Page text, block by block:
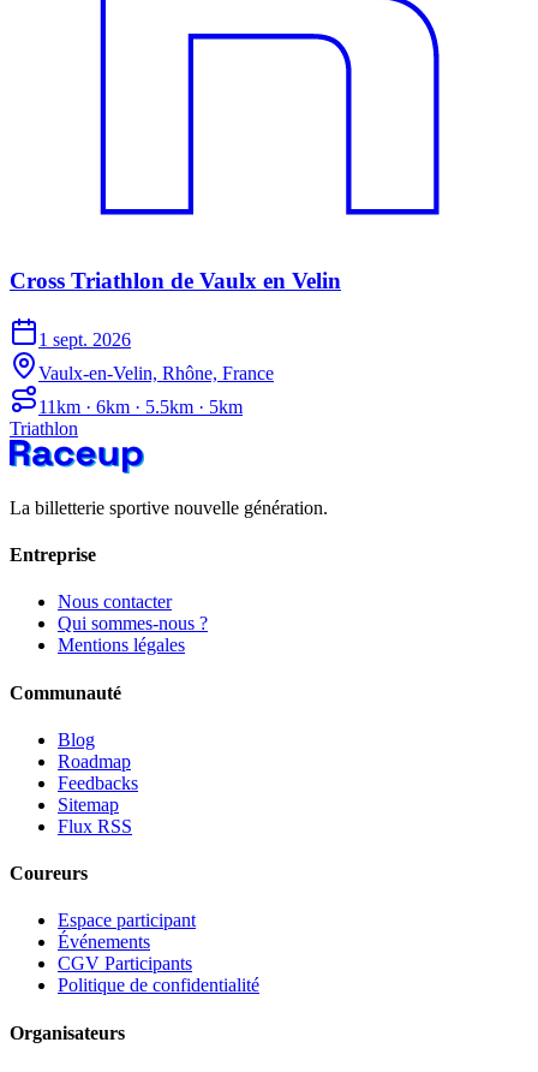
Cross Triathlon de Vaulx en Velin
1 sept. 2026
Vaulx-en-Velin, Rhône, France
11km · 6km · 5.5km · 5km
Triathlon
La billetterie sportive nouvelle génération.
Entreprise
Nous contacter
Qui sommes-nous ?
Mentions légales
Communauté
Blog
Roadmap
Feedbacks
Sitemap
Flux RSS
Coureurs
Espace participant
Événements
CGV Participants
Politique de confidentialité
Organisateurs